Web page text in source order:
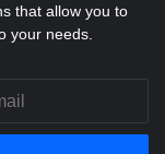
that allow you to
your needs.